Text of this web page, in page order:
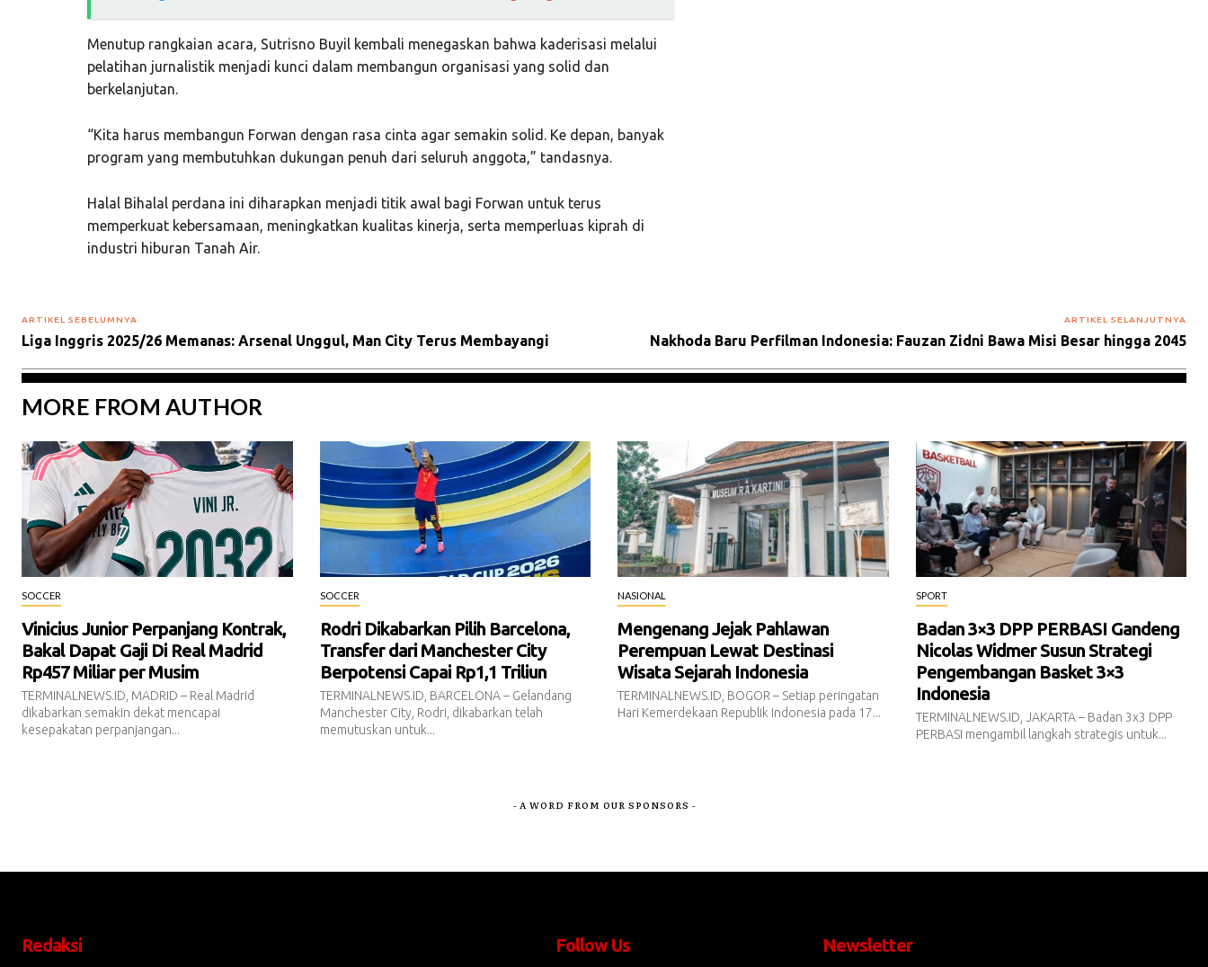
Menutup rangkaian acara, Sutrisno Buyil kembali menegaskan bahwa kaderisasi melalui
pelatihan jurnalistik menjadi kunci dalam membangun organisasi yang solid dan
berkelanjutan.
“Kita harus membangun Forwan dengan rasa cinta agar semakin solid. Ke depan, banyak
program yang membutuhkan dukungan penuh dari seluruh anggota,” tandasnya.
Halal Bihalal perdana ini diharapkan menjadi titik awal bagi Forwan untuk terus
memperkuat kebersamaan, meningkatkan kualitas kinerja, serta memperluas kiprah di
industri hiburan Tanah Air.
ARTIKEL SEBELUMNYA
Liga Inggris 2025/26 Memanas: Arsenal Unggul, Man City Terus Membayangi
ARTIKEL SELANJUTNYA
Nakhoda Baru Perfilman Indonesia: Fauzan Zidni Bawa Misi Besar hingga 2045
MORE FROM AUTHOR
SOCCER
Vinicius Junior Perpanjang Kontrak,
Bakal Dapat Gaji Di Real Madrid
Rp457 Miliar per Musim
TERMINALNEWS.ID, MADRID – Real Madrid
dikabarkan semakin dekat mencapai
kesepakatan perpanjangan...
SOCCER
Rodri Dikabarkan Pilih Barcelona,
Transfer dari Manchester City
Berpotensi Capai Rp1,1 Triliun
TERMINALNEWS.ID, BARCELONA – Gelandang
Manchester City, Rodri, dikabarkan telah
memutuskan untuk...
NASIONAL
Mengenang Jejak Pahlawan
Perempuan Lewat Destinasi
Wisata Sejarah Indonesia
TERMINALNEWS.ID, BOGOR – Setiap peringatan
Hari Kemerdekaan Republik Indonesia pada 17...
SPORT
Badan 3×3 DPP PERBASI Gandeng
Nicolas Widmer Susun Strategi
Pengembangan Basket 3×3
Indonesia
TERMINALNEWS.ID, JAKARTA – Badan 3x3 DPP
PERBASI mengambil langkah strategis untuk...
- A WORD FROM OUR SPONSORS -
Redaksi Follow Us Newsletter